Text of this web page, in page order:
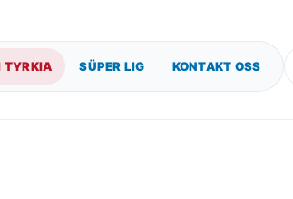
TYRKIA SÜPER LIG KONTAKT OSS